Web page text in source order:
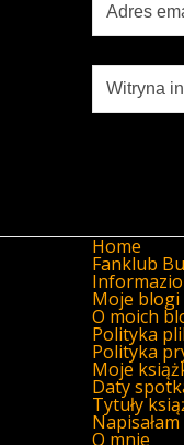
Home
Fanklub
Moje blogi
O moich
Polityka
Polityka
Moje
Daty
Tytuły
O mnie